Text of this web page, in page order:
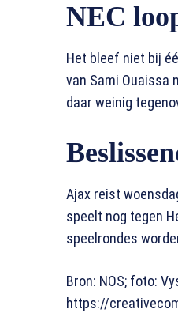
NEC
Het bleef niet bij
van Sami Ouaissa
daar weinig
Ajax reist
speelt nog tegen
speelrondes
Bron: NOS; foto:
https://